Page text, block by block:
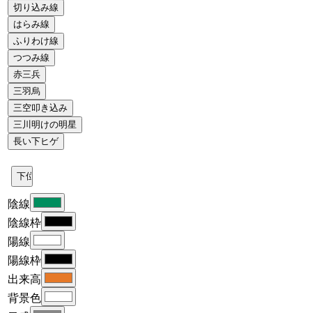
陰線
陰線枠
陽線
陽線枠
出来高
背景色